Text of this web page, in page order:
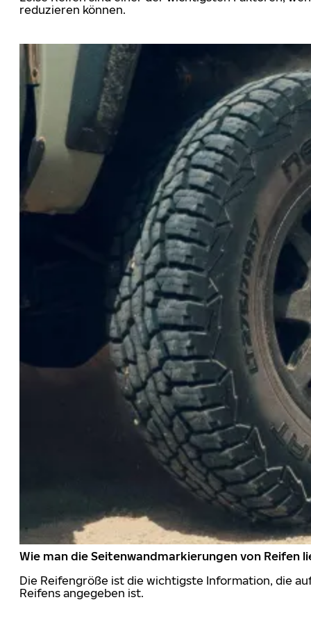
reduzieren können.
Wie man die Seitenwandmarkierungen von Reifen
Die Reifengröße ist die wichtigste Information, die
Reifens angegeben ist.